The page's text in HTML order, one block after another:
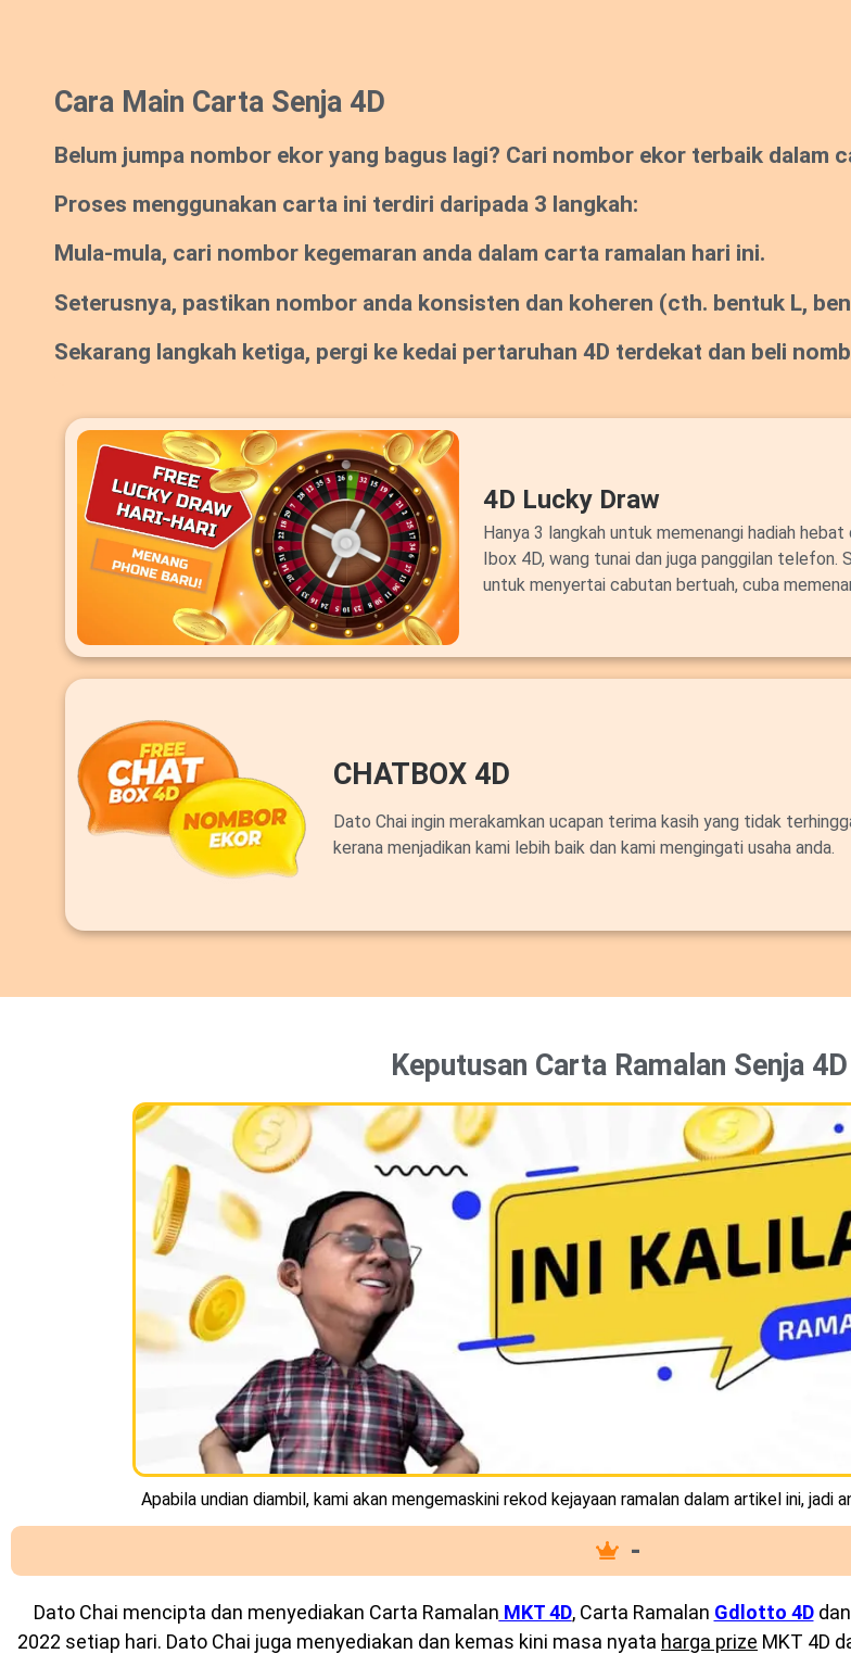
Cara Main Carta Senja 4D
Belum jumpa nombor ekor yang bagus lagi? Cari nombor ekor terbaik dalam
Proses menggunakan carta ini terdiri daripada 3 langkah:
Mula-mula, cari nombor kegemaran anda dalam carta ramalan hari ini.
Seterusnya, pastikan nombor anda konsisten dan koheren (cth. bentuk L,
Sekarang langkah ketiga, pergi ke kedai pertaruhan 4D terdekat dan beli
4D Lucky Draw
Hanya 3 langkah untuk memenangi hadiah
Ibox 4D, wang tunai dan juga panggilan telefon.
untuk menyertai cabutan bertuah, cuba
CHATBOX 4D
Dato Chai ingin merakamkan ucapan terima kasih yang tidak
kerana menjadikan kami lebih baik dan kami mengingati usaha anda.
Keputusan Carta Ramalan Senja 4D
Apabila undian diambil, kami akan mengemaskini rekod kejayaan ramalan dalam artikel ini, jadi
-
Dato Chai mencipta dan menyediakan Carta Ramalan MKT 4D, Carta Ramalan Gdlotto 4Ddan
2022 setiap hari. Dato Chai juga menyediakan dan kemas kini masa nyata harga prize MKT 4D